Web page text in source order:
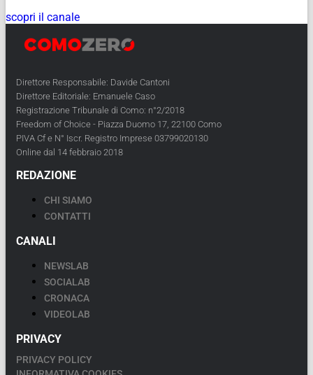
scopri il canale
Direttore Responsabile: Davide Cantoni
Direttore Editoriale: Emanuele Caso
Registrazione Tribunale di Como: n°2/2018
Freedom of Choice - Piazza Duomo 17, 22100 Como
PIVA Cf e N° Iscr. Registro Imprese 03799020130
Online dal 14 febbraio 2018
REDAZIONE
CHI SIAMO
CONTATTI
CANALI
NEWSLAB
SOCIALAB
CRONACA
VIDEOLAB
PRIVACY
PRIVACY POLICY